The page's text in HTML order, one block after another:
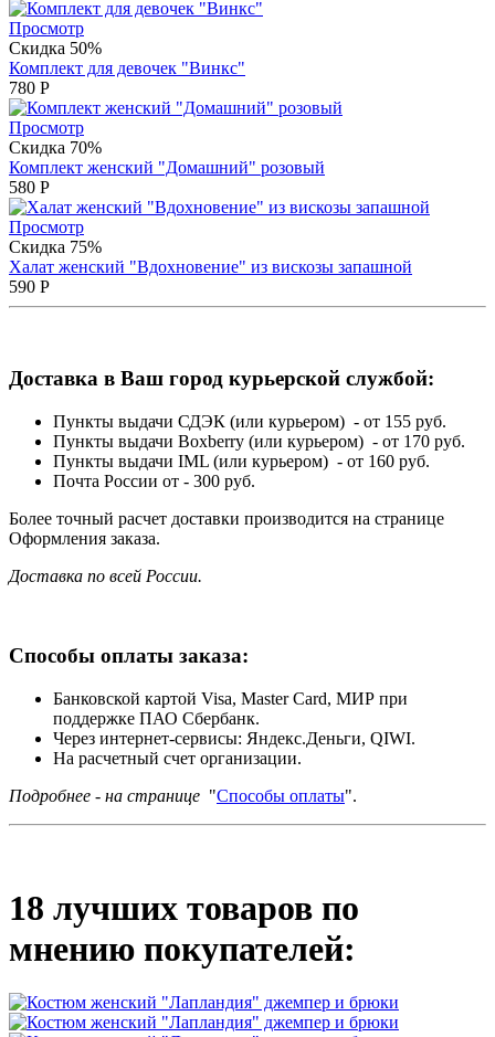
Просмотр
Скидка 50%
Комплект для девочек "Винкс"
780 Р
Просмотр
Скидка 70%
Комплект женский "Домашний" розовый
580 Р
Просмотр
Скидка 75%
Халат женский "Вдохновение" из вискозы запашной
590 Р
Доставка в Ваш город курьерской службой:
Пункты выдачи СДЭК (или курьером) - от 155 руб.
Пункты выдачи Boxberry (или курьером) - от 170 руб.
Пункты выдачи IML (или курьером) - от 160 руб.
Почта России от - 300 руб.
Более точный расчет доставки производится на странице
Оформления заказа.
Доставка по всей России.
Способы оплаты заказа:
Банковской картой Visa, Master Card, МИР при
поддержке ПАО Сбербанк.
Через интернет-сервисы: Яндекс.Деньги, QIWI.
На расчетный счет организации.
Подробнее - на странице "Способы оплаты".
18 лучших товаров по
мнению покупателей: